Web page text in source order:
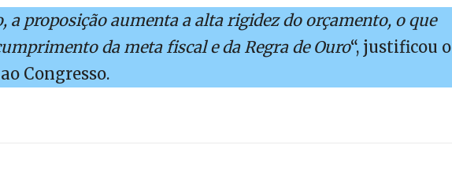
a proposição aumenta a alta rigidez do orçamento, o que
da meta fiscal e da Regra de Ouro“, justificou o
Congresso.